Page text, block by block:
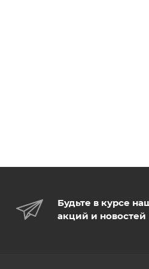
Будьте в курсе
акций и новостей